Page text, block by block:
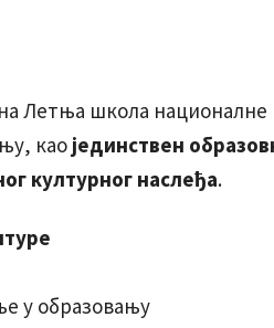
Летња школа
као јединствен
културног наслеђа.
у образовању